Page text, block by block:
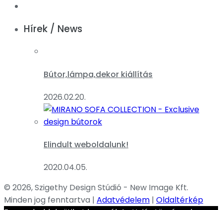
Hírek / News
Bútor,lámpa,dekor kiállítás
2026.02.20.
Elindult weboldalunk!
2020.04.05.
© 2026, Szigethy Design Stúdió - New Image Kft.
Minden jog fenntartva | Adatvédelem | Oldaltérkép